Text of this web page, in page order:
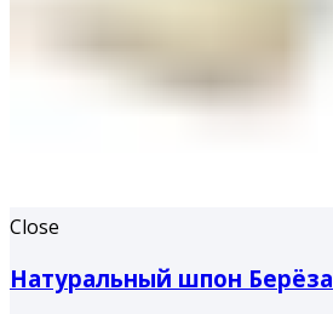
Close
Натуральный шпон Берёза